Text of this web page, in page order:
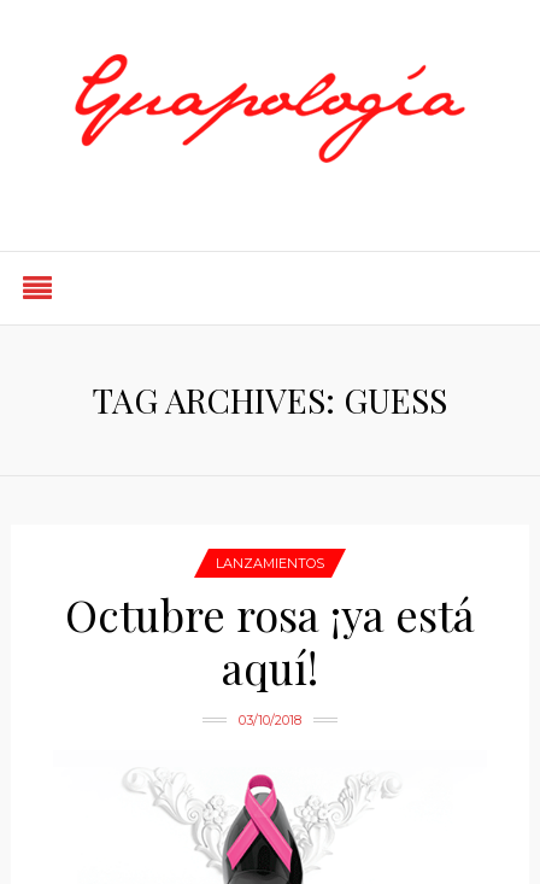
TAG ARCHIVES: GUESS
LANZAMIENTOS
Octubre rosa ¡ya está
aquí!
03/10/2018